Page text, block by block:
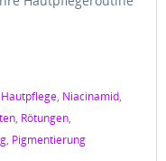
, Niacinamid,
, Rötungen,
, Pigmentierung